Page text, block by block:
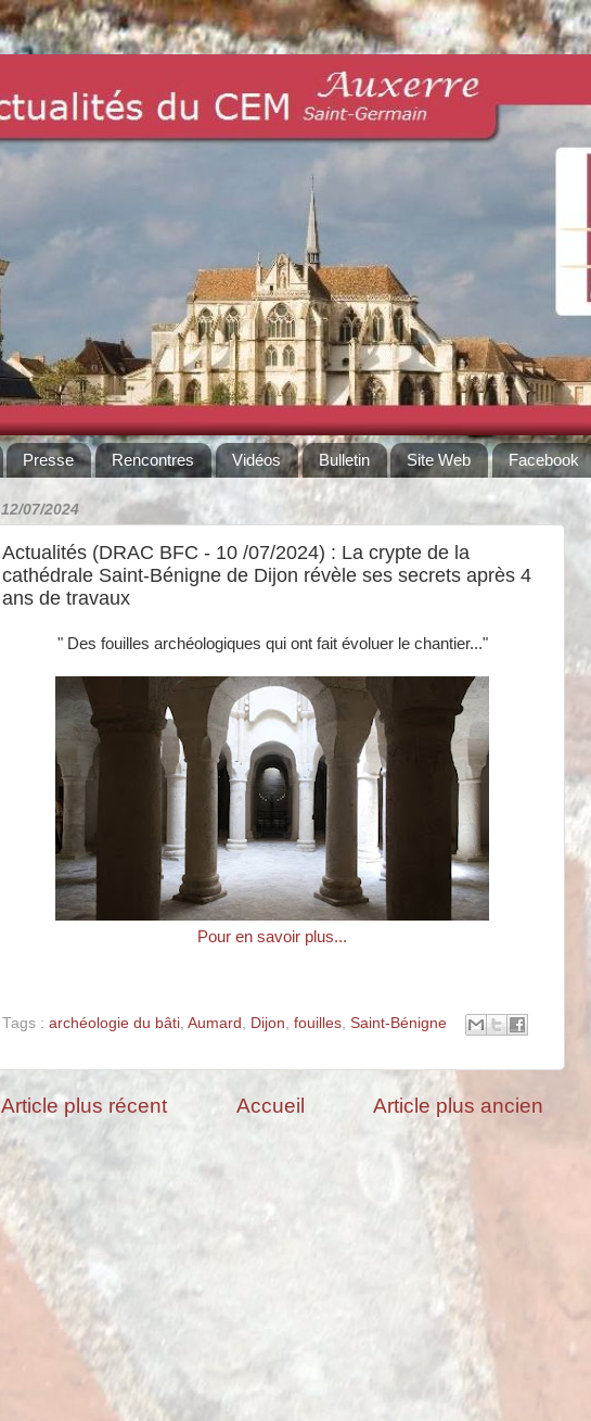
Presse Rencontres Vidéos Bulletin Site Web Facebook
12/07/2024
Actualités (DRAC BFC - 10 /07/2024) : La crypte de la
cathédrale Saint-Bénigne de Dijon révèle ses secrets après 4
ans de travaux
" Des fouilles archéologiques qui ont fait évoluer le chantier..."
Pour en savoir plus...
Tags : archéologie du bâti, Aumard , Dijon, fouilles, Saint-Bénigne
Article plus récent Article plus ancien
Accueil